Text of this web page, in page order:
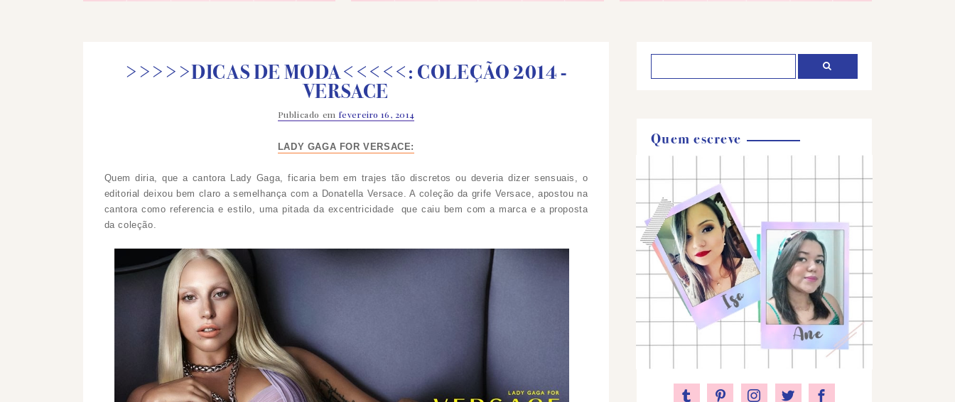
>>>>>DICAS DE MODA<<<<<: COLEÇÃO 2014 -
VERSACE
Publicado em fevereiro 16, 2014
LADY GAGA FOR VERSACE:
Quem diria, que a cantora Lady Gaga, ficaria bem em trajes tão discretos ou deveria dizer sensuais, o
editorial deixou bem claro a semelhança com a Donatella Versace. A coleção da grife Versace, apostou na
cantora como referencia e estilo, uma pitada da excentricidade que caiu bem com a marca e a proposta
da coleção.
Quem escreve